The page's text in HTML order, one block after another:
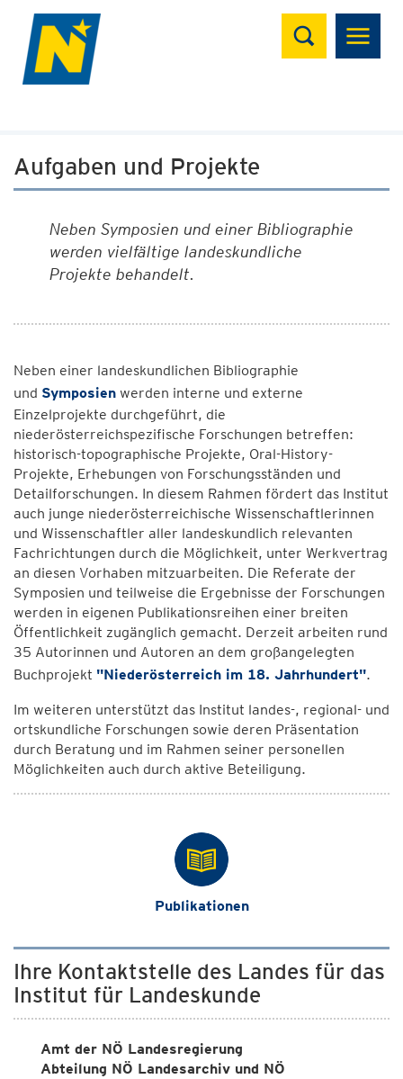
Suchen
Aufgaben und Projekte
Neben Symposien und einer Bibliographie
werden vielfältige landeskundliche
Projekte behandelt.
Neben einer landeskundlichen Bibliographie
und Symposien werden interne und externe
Einzelprojekte durchgeführt, die
niederösterreichspezifische Forschungen betreffen:
historisch-topographische Projekte, Oral-History-
Projekte, Erhebungen von Forschungsständen und
Detailforschungen. In diesem Rahmen fördert das Institut
auch junge niederösterreichische Wissenschaftlerinnen
und Wissenschaftler aller landeskundlich relevanten
Fachrichtungen durch die Möglichkeit, unter Werkvertrag
an diesen Vorhaben mitzuarbeiten. Die Referate der
Symposien und teilweise die Ergebnisse der Forschungen
werden in eigenen Publikationsreihen einer breiten
Öffentlichkeit zugänglich gemacht. Derzeit arbeiten rund
35 Autorinnen und Autoren an dem großangelegten
Buchprojekt "Niederösterreich im 18. Jahrhundert".
Im weiteren unterstützt das Institut landes-, regional- und
ortskundliche Forschungen sowie deren Präsentation
durch Beratung und im Rahmen seiner personellen
Möglichkeiten auch durch aktive Beteiligung.
Publikationen
Ihre Kontaktstelle des Landes für das
Institut für Landeskunde
Amt der NÖ Landesregierung
Abteilung NÖ Landesarchiv und NÖ